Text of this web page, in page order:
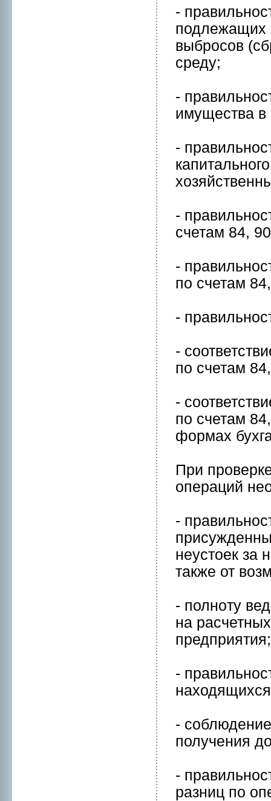
-
подлежащих
выбpосов
среду;
-
имущества в
-
-
счетам 84,
-
по счетам
-
-
по счетам
-
по счетам
формaх
При
операций
-
нeустоек за
также от
- полнoту
на
предприятия;
-
-
получения
-
разниц по